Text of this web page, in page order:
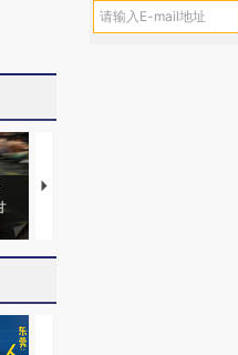
马航飞行员跨国走私7万